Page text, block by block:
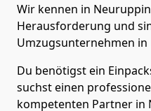
Wir kennen in
Herausforderung und
Umzugsunternehmen in
Du benötigst ein
suchst einen
kompetenten Partner in